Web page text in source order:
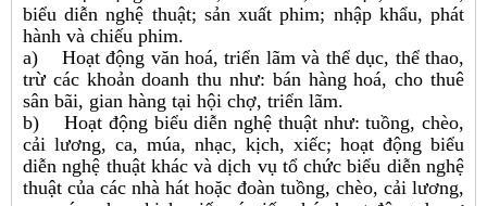
biểu diễn nghệ thuật; sản xuất phim; nhập khẩu, phát
hành và chiếu phim.
a) Hoạt động văn hoá, triển lãm và thể dục, thể thao,
trừ các khoản doanh thu như: bán hàng hoá, cho thuê
sân bãi, gian hàng tại hội chợ, triển lãm.
b) Hoạt động biểu diễn nghệ thuật như: tuồng, chèo,
cải lương, ca, múa, nhạc, kịch, xiếc; hoạt động biểu
diễn nghệ thuật khác và dịch vụ tổ chức biểu diễn nghệ
thuật của các nhà hát hoặc đoàn tuồng, chèo, cải lương,